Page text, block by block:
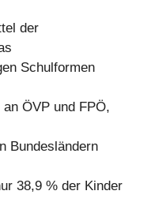
der
Schulformen
ÖVP und FPÖ,
Bundesländern
38,9 % der Kinder